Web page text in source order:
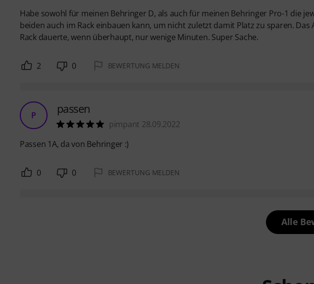
Habe sowohl für meinen Behringer D, als auch für meinen Behringer Pro-1 die
beiden auch im Rack einbauen kann, um nicht zuletzt damit Platz zu sparen.
Rack dauerte, wenn überhaupt, nur wenige Minuten. Super Sache.
2 0 BEWERTUNG MELDEN
P passen
pimpant 28.09.2022
Passen 1A, da von Behringer :)
0 0 BEWERTUNG MELDEN
Alle